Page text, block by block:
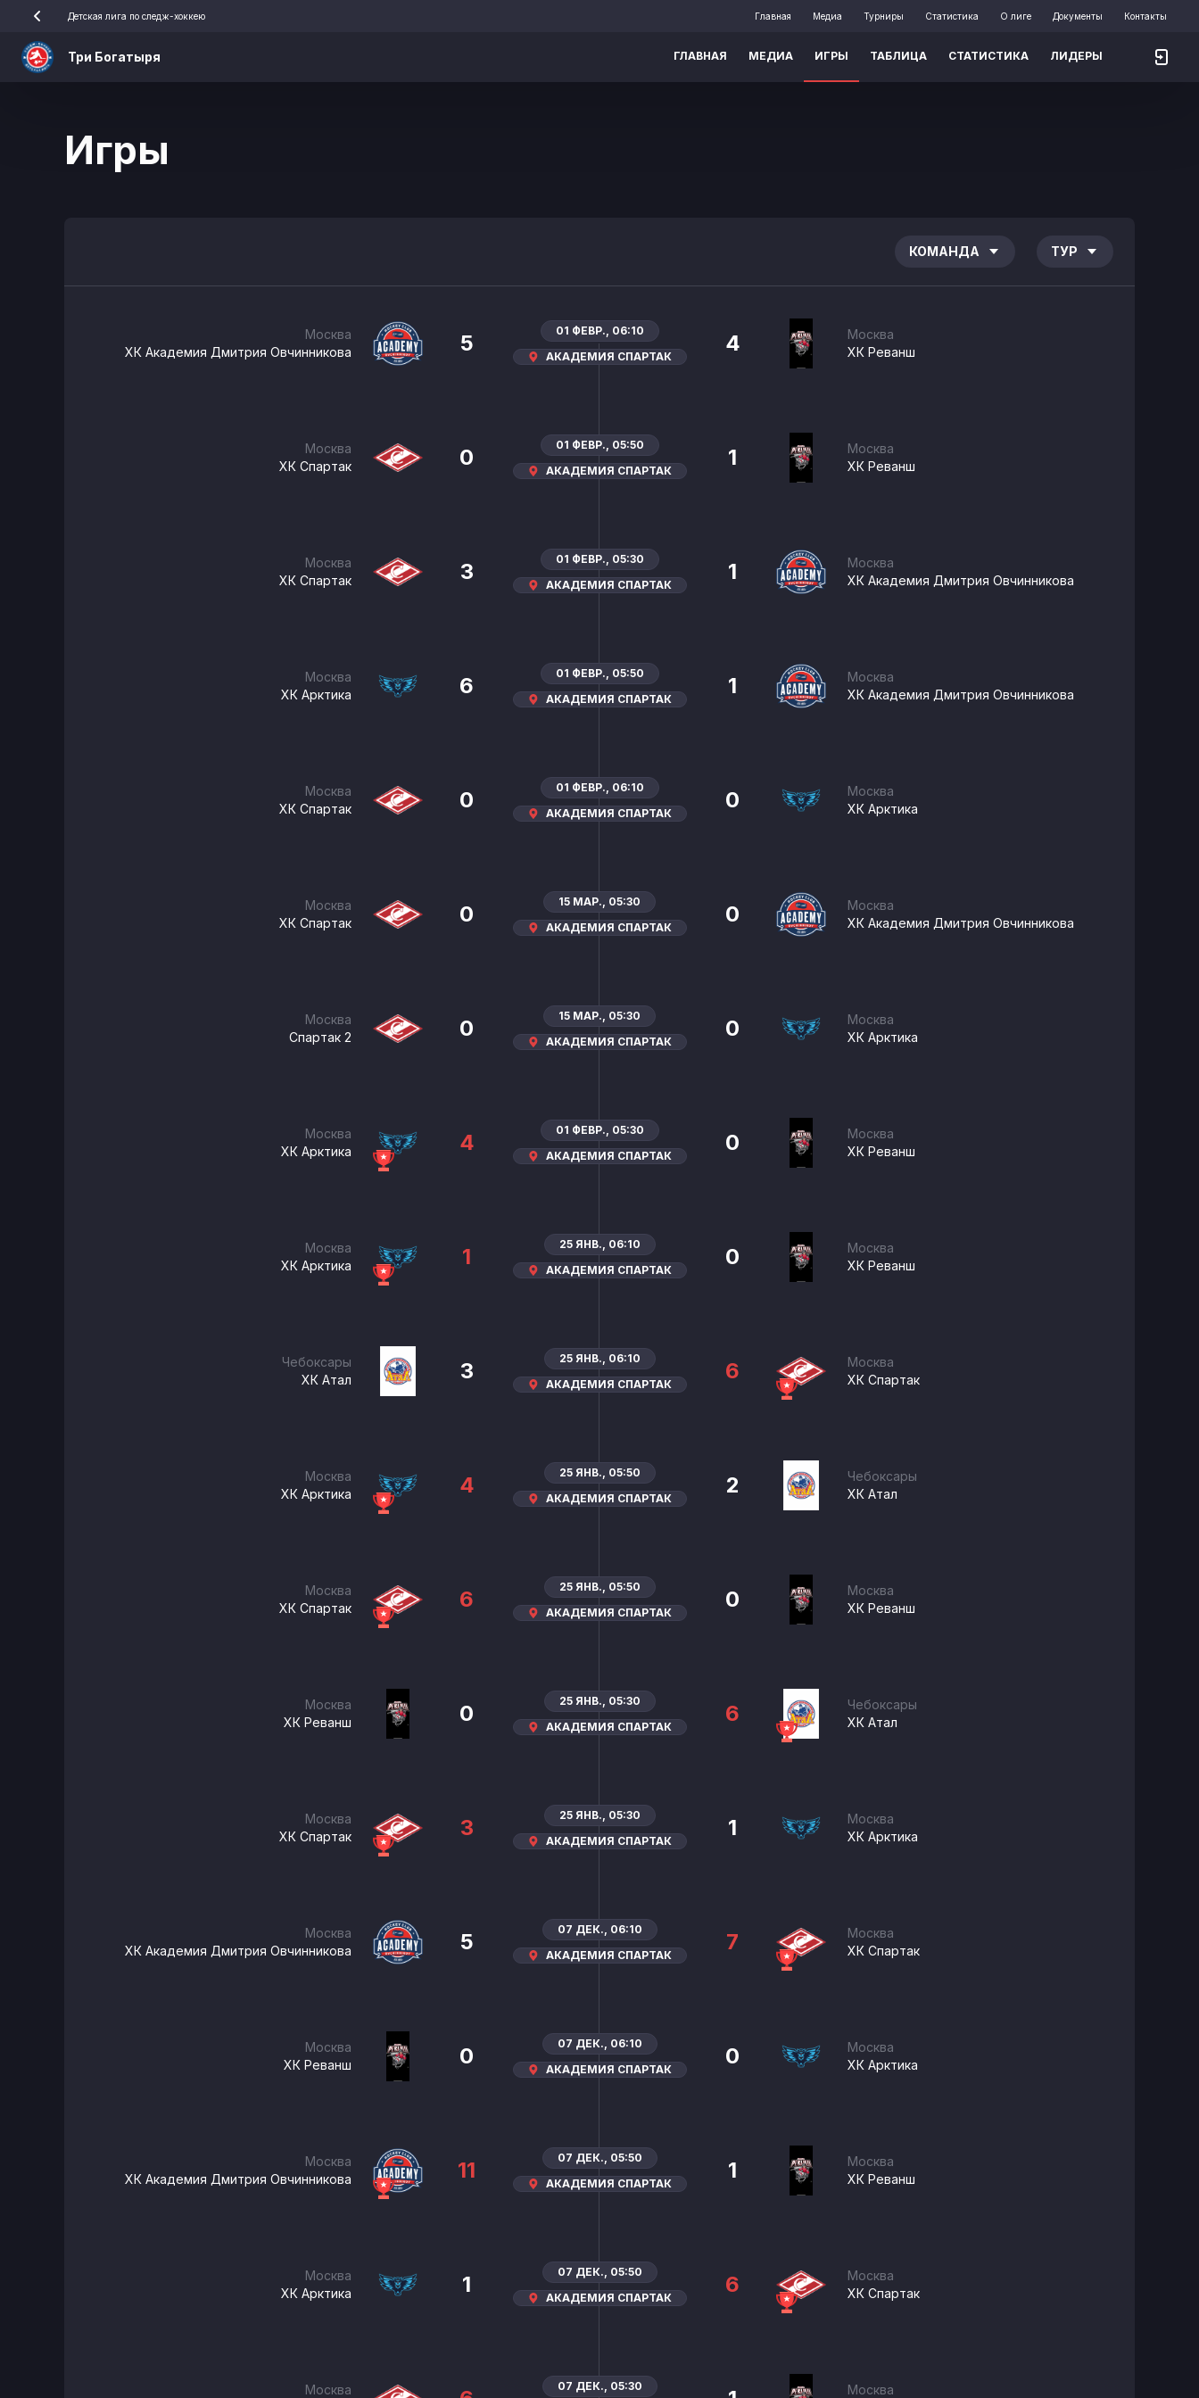
Детская лига по следж-хоккею Главная Медиа Турниры Статистика О лиге Документы Контакты
Три Богатыря ГЛАВНАЯ МЕДИА ИГРЫ ТАБЛИЦА СТАТИСТИКА ЛИДЕРЫ
Игры
КОМАНДА ТУР
Москва
ХК Академия Дмитрия Овчинникова
5
01 ФЕВР., 06:10
АКАДЕМИЯ СПАРТАК
Москва
ХК Реванш
4
Москва
ХК Спартак
0
01 ФЕВР., 05:50
АКАДЕМИЯ СПАРТАК
Москва
ХК Реванш
1
Москва
ХК Спартак
3
01 ФЕВР., 05:30
АКАДЕМИЯ СПАРТАК
Москва
ХК Академия Дмитрия Овчинникова
1
Москва
ХК Арктика
6
01 ФЕВР., 05:50
АКАДЕМИЯ СПАРТАК
Москва
ХК Академия Дмитрия Овчинникова
1
Москва
ХК Спартак
0
01 ФЕВР., 06:10
АКАДЕМИЯ СПАРТАК
Москва
ХК Арктика
0
Москва
ХК Спартак
0
15 МАР., 05:30
АКАДЕМИЯ СПАРТАК
Москва
ХК Академия Дмитрия Овчинникова
0
Москва
Спартак 2
0
15 МАР., 05:30
АКАДЕМИЯ СПАРТАК
Москва
ХК Арктика
0
Москва
ХК Арктика
4
01 ФЕВР., 05:30
АКАДЕМИЯ СПАРТАК
Москва
ХК Реванш
0
Москва
ХК Арктика
1
25 ЯНВ., 06:10
АКАДЕМИЯ СПАРТАК
Москва
ХК Реванш
0
Чебоксары
ХК Атал
3
25 ЯНВ., 06:10
АКАДЕМИЯ СПАРТАК
Москва
ХК Спартак
6
Москва
ХК Арктика
4
25 ЯНВ., 05:50
АКАДЕМИЯ СПАРТАК
Чебоксары
ХК Атал
2
Москва
ХК Спартак
6
25 ЯНВ., 05:50
АКАДЕМИЯ СПАРТАК
Москва
ХК Реванш
0
Москва
ХК Реванш
0
25 ЯНВ., 05:30
АКАДЕМИЯ СПАРТАК
Чебоксары
ХК Атал
6
Москва
ХК Спартак
3
25 ЯНВ., 05:30
АКАДЕМИЯ СПАРТАК
Москва
ХК Арктика
1
Москва
ХК Академия Дмитрия Овчинникова
5
07 ДЕК., 06:10
АКАДЕМИЯ СПАРТАК
Москва
ХК Спартак
7
Москва
ХК Реванш
0
07 ДЕК., 06:10
АКАДЕМИЯ СПАРТАК
Москва
ХК Арктика
0
Москва
ХК Академия Дмитрия Овчинникова
11
07 ДЕК., 05:50
АКАДЕМИЯ СПАРТАК
Москва
ХК Реванш
1
Москва
ХК Арктика
1
07 ДЕК., 05:50
АКАДЕМИЯ СПАРТАК
Москва
ХК Спартак
6
Москва 07 ДЕК., 05:30 Москва